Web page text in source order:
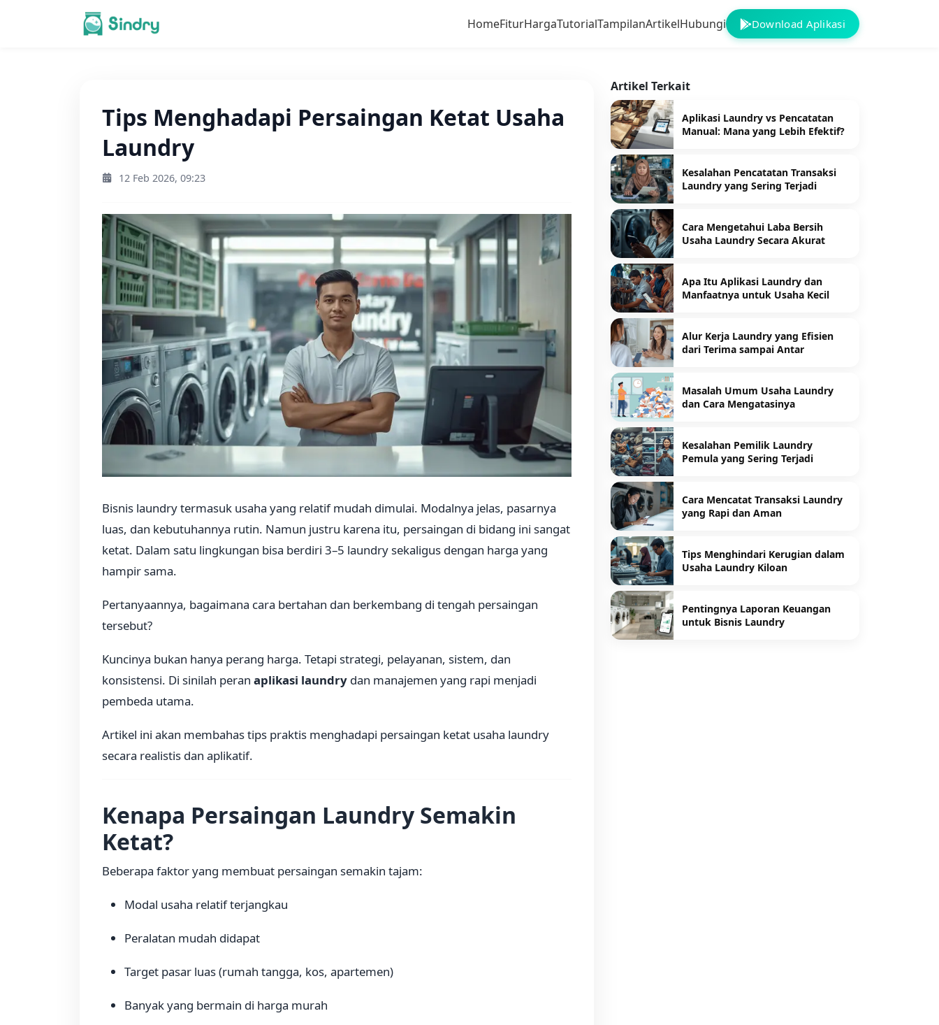
HomeFiturHargaTutorialTampilanArtikelHubungi Download Aplikasi
Tips Menghadapi Persaingan Ketat Usaha
Laundry
12 Feb 2026, 09:23
Bisnis laundry termasuk usaha yang relatif mudah dimulai. Modalnya jelas, pasarnya
luas, dan kebutuhannya rutin. Namun justru karena itu, persaingan di bidang ini sangat
ketat. Dalam satu lingkungan bisa berdiri 3–5 laundry sekaligus dengan harga yang
hampir sama.
Pertanyaannya, bagaimana cara bertahan dan berkembang di tengah persaingan
tersebut?
Kuncinya bukan hanya perang harga. Tetapi strategi, pelayanan, sistem, dan
konsistensi. Di sinilah peran aplikasi laundry dan manajemen yang rapi menjadi
pembeda utama.
Artikel ini akan membahas tips praktis menghadapi persaingan ketat usaha laundry
secara realistis dan aplikatif.
Kenapa Persaingan Laundry Semakin
Ketat?
Beberapa faktor yang membuat persaingan semakin tajam:
Modal usaha relatif terjangkau
Peralatan mudah didapat
Target pasar luas (rumah tangga, kos, apartemen)
Banyak yang bermain di harga murah
Artikel Terkait
Aplikasi Laundry vs Pencatatan
Manual: Mana yang Lebih Efektif?
Kesalahan Pencatatan Transaksi
Laundry yang Sering Terjadi
Cara Mengetahui Laba Bersih
Usaha Laundry Secara Akurat
Apa Itu Aplikasi Laundry dan
Manfaatnya untuk Usaha Kecil
Alur Kerja Laundry yang Efisien
dari Terima sampai Antar
Masalah Umum Usaha Laundry
dan Cara Mengatasinya
Kesalahan Pemilik Laundry
Pemula yang Sering Terjadi
Cara Mencatat Transaksi Laundry
yang Rapi dan Aman
Tips Menghindari Kerugian dalam
Usaha Laundry Kiloan
Pentingnya Laporan Keuangan
untuk Bisnis Laundry